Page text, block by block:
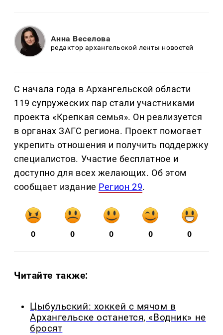
Анна Веселова
редактор архангельской ленты новостей
С начала года в Архангельской области
119 супружеских пар стали участниками
проекта «Крепкая семья». Он реализуется
в органах ЗАГС региона. Проект помогает
укрепить отношения и получить поддержку
специалистов. Участие бесплатное и
доступно для всех желающих. Об этом
сообщает издание Регион 29.
0 0 0 0 0
Читайте также:
Цыбульский: хоккей с мячом в
Архангельске останется, «Водник» не
бросят